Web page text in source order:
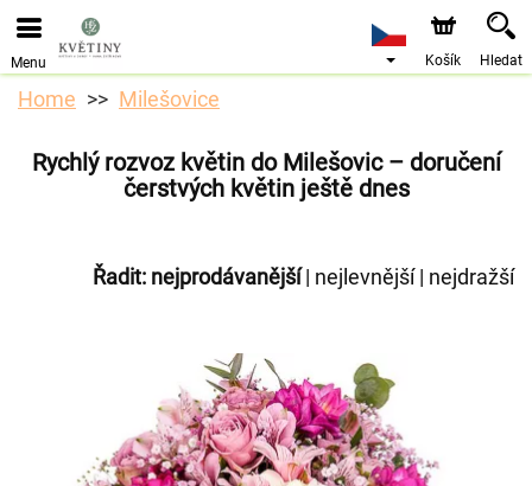
Objednávky přes e-shop přijímáme. Nejbližší možné
doručení je od 10.8.2026 z důvodu dovolené.
Menu Košík Hledat
Home Milešovice
Rychlý rozvoz květin do Milešovic – doručení
čerstvých květin ještě dnes
Řadit: nejprodávanější| nejlevnější| nejdražší